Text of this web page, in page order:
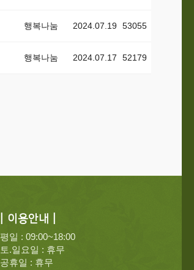
행복나눔 2024.07.19 53055
행복나눔 2024.07.17 52179
| 이용안내 |
평일 : 09:00~18:00
토.일요일 : 휴무
공휴일 : 휴무